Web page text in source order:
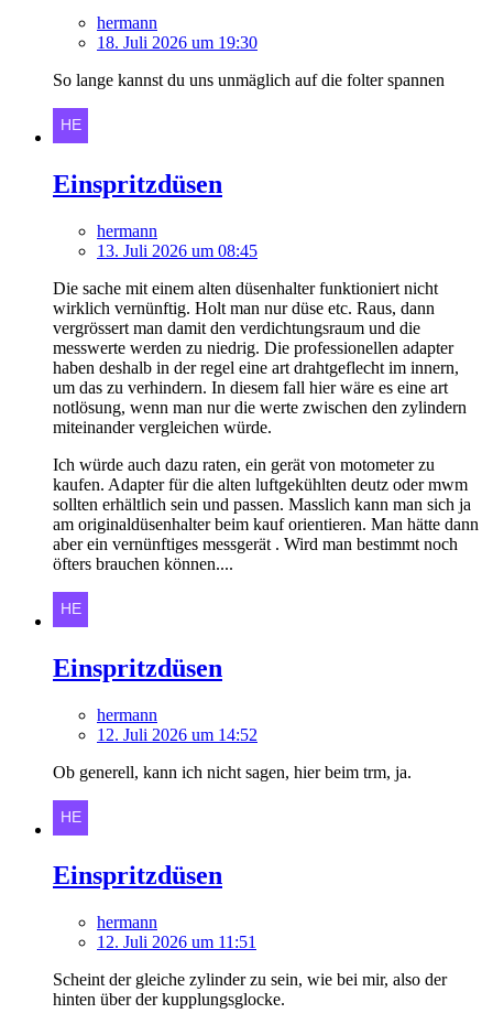
hermann
18. Juli 2026 um 19:30
So lange kannst du uns unmäglich auf die folter spannen
Einspritzdüsen
hermann
13. Juli 2026 um 08:45
Die sache mit einem alten düsenhalter funktioniert nicht
wirklich vernünftig. Holt man nur düse etc. Raus, dann
vergrössert man damit den verdichtungsraum und die
messwerte werden zu niedrig. Die professionellen adapter
haben deshalb in der regel eine art drahtgeflecht im innern,
um das zu verhindern. In diesem fall hier wäre es eine art
notlösung, wenn man nur die werte zwischen den zylindern
miteinander vergleichen würde.
Ich würde auch dazu raten, ein gerät von motometer zu
kaufen. Adapter für die alten luftgekühlten deutz oder mwm
sollten erhältlich sein und passen. Masslich kann man sich ja
am originaldüsenhalter beim kauf orientieren. Man hätte dann
aber ein vernünftiges messgerät . Wird man bestimmt noch
öfters brauchen können....
Einspritzdüsen
hermann
12. Juli 2026 um 14:52
Ob generell, kann ich nicht sagen, hier beim trm, ja.
Einspritzdüsen
hermann
12. Juli 2026 um 11:51
Scheint der gleiche zylinder zu sein, wie bei mir, also der
hinten über der kupplungsglocke.